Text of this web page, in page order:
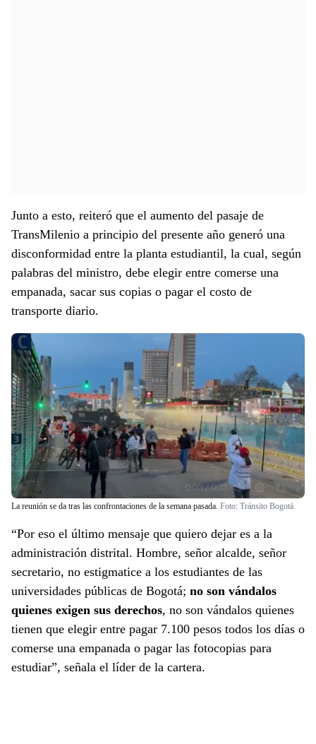
Junto a esto, reiteró que el aumento del pasaje de
TransMilenio a principio del presente año generó una
disconformidad entre la planta estudiantil, la cual, según
palabras del ministro, debe elegir entre comerse una
empanada, sacar sus copias o pagar el costo de
transporte diario.
La reunión se da tras las confrontaciones de la semana pasada. Foto: Tránsito Bogotá
“Por eso el último mensaje que quiero dejar es a la
administración distrital. Hombre, señor alcalde, señor
secretario, no estigmatice a los estudiantes de las
universidades públicas de Bogotá; no son vándalos
quienes exigen sus derechos, no son vándalos quienes
tienen que elegir entre pagar 7.100 pesos todos los días o
comerse una empanada o pagar las fotocopias para
estudiar”, señala el líder de la cartera.